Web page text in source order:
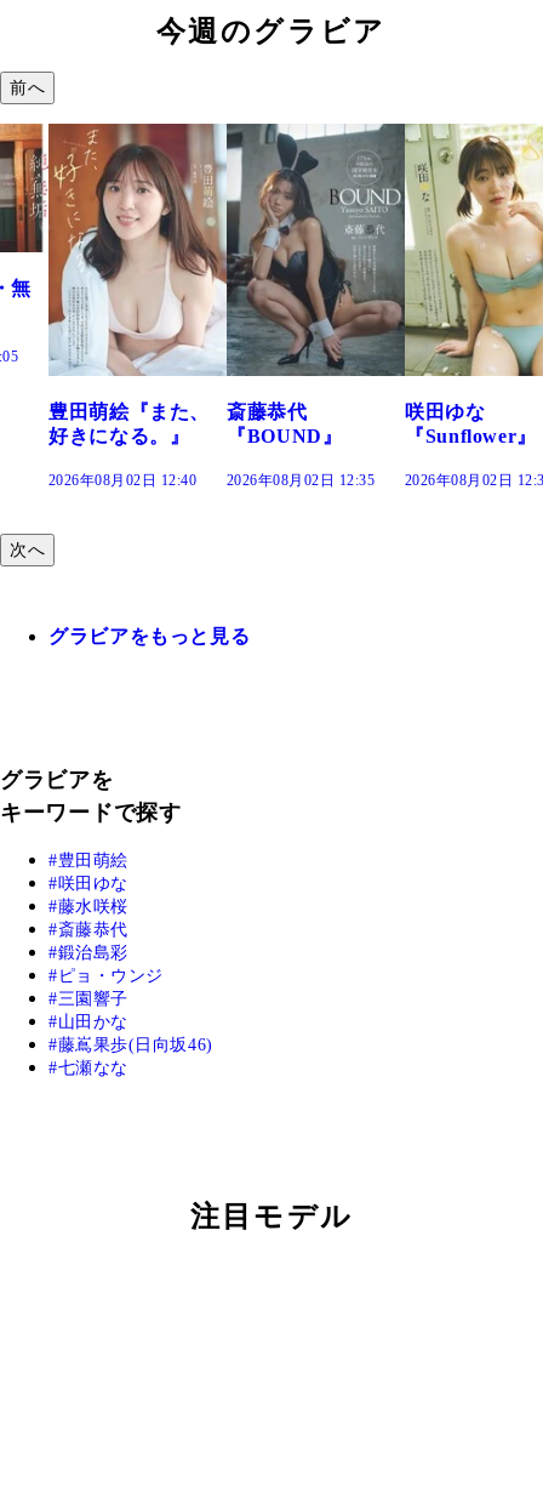
今週のグラビア
前へ
斎藤恭代
『BOUND』
2026年08月02日 12:35
咲田ゆな
『Sunflower』
2026年08月02日 12:30
藤水咲桜『花
だまり』
2026年08月02日
次へ
グラビアをもっと見る
グラビアを
キーワードで探す
豊田萌絵
咲田ゆな
藤水咲桜
斎藤恭代
鍛治島彩
ピョ・ウンジ
三園響子
山田かな
藤嶌果歩(日向坂46)
七瀬なな
注目モデル